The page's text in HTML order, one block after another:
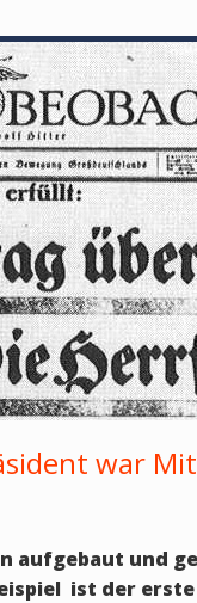
war
aufgebaut und
ist der